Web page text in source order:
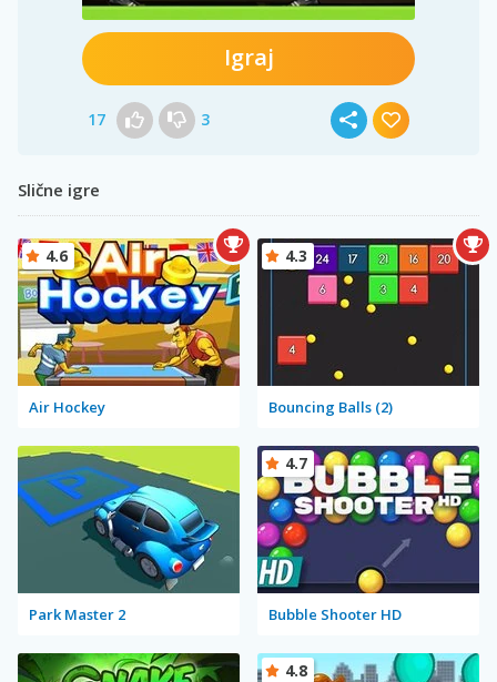
Igraj
17 3
Slične igre
Air Hockey
4.6
Bouncing Balls (2)
4.3
Park Master 2 Bubble Shooter HD
4.7
4.8